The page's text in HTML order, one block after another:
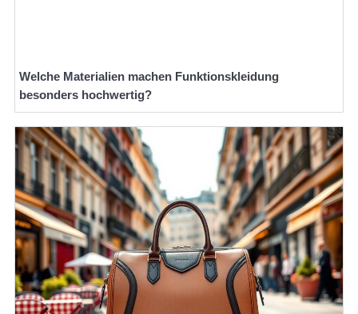
Welche Materialien machen Funktionskleidung
besonders hochwertig?